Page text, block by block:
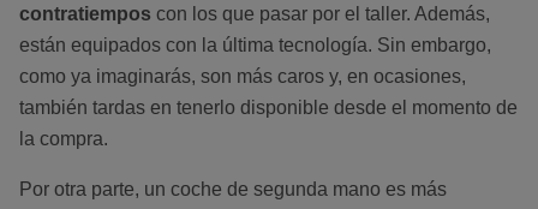
contratiempos con los que pasar por el taller. Además,
están equipados con la última tecnología. Sin embargo,
como ya imaginarás, son más caros y, en ocasiones,
también tardas en tenerlo disponible desde el momento de
la compra.
Por otra parte, un coche de segunda mano es más